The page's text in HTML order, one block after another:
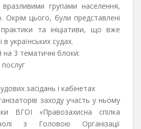
групами населення,
Окрім цього, були представлені
та ініціативи, що вже
в українських судах.
на 3 тематичні блоки:
засідань і кабінетах
заходу участь у ньому
ВГОІ «Правозахисна спілка
з Головою Організації